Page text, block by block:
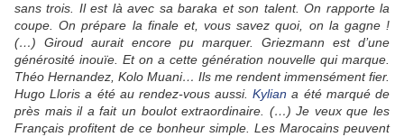
sans trois. Il est là avec sa baraka et son talent. On rapporte la
coupe. On prépare la finale et, vous savez quoi, on la gagne !
(…) Giroud aurait encore pu marquer. Griezmann est d’une
générosité inouïe. Et on a cette génération nouvelle qui marque.
Théo Hernandez, Kolo Muani… Ils me rendent immensément fier.
Hugo Lloris a été au rendez-vous aussi.Kylian a été marqué de
près mais il a fait un boulot extraordinaire. (…) Je veux que les
Français profitent de ce bonheur simple. Les Marocains peuvent